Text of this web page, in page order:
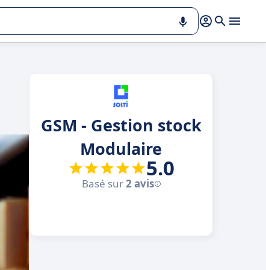
GSM - Gestion stock
Modulaire
5.0
Basé sur2 avis